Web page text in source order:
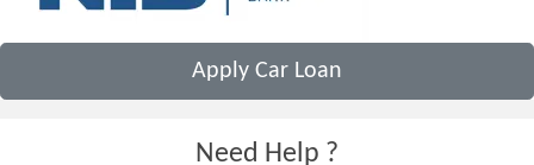
Apply Car Loan
Need Help ?